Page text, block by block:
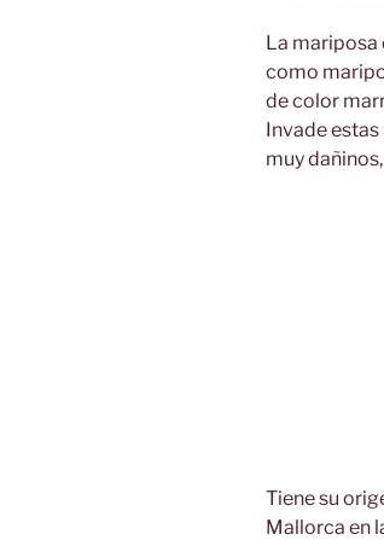
La mariposa
como
de color
Invade
muy
Tiene su
Mallorca en